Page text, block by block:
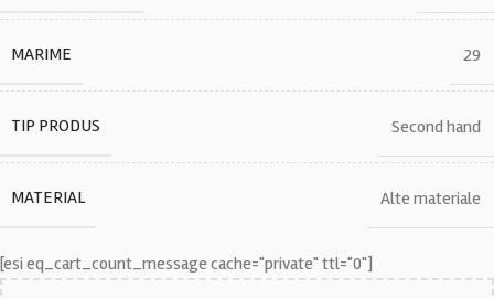
MARIME 29
TIP PRODUS Second hand
MATERIAL Alte materiale
[esi eq_cart_count_message cache="private" ttl="0"]